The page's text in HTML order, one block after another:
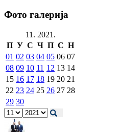
Фото галерија
11. 2021.
П У С Ч П С Н
01 02 03 04 05 06 07
08 09 10 11 12 13 14
15 16 17 18 19 20 21
22 23 24 25 26 27 28
29 30